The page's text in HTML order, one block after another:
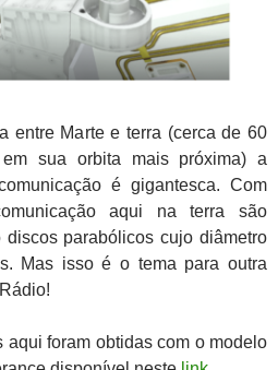
entre Marte e terra (cerca de 60
sua orbita mais próxima) a
é gigantesca. Com
aqui na terra são
discos parabólicos cujo diâmetro
Mas isso é o tema para outra
aqui foram obtidas com o modelo